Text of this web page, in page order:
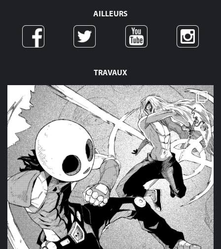
TRAVAUX
AILLEURS